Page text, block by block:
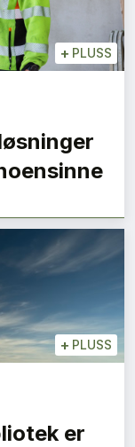
+ PLUSS
+ PLUSS
er